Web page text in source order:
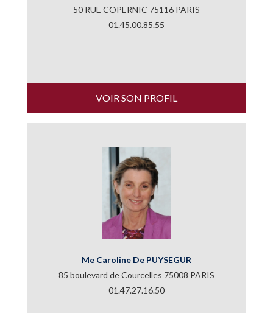
50 RUE COPERNIC 75116 PARIS
01.45.00.85.55
VOIR SON PROFIL
Me Caroline De PUYSEGUR
85 boulevard de Courcelles 75008 PARIS
01.47.27.16.50